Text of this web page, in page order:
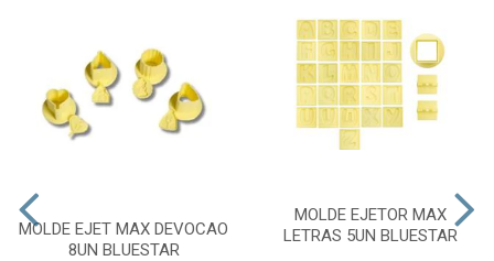
MOLDE EJET MAX DEVOCAO
8UN BLUESTAR
MOLDE EJETOR MAX
LETRAS 5UN BLUESTAR